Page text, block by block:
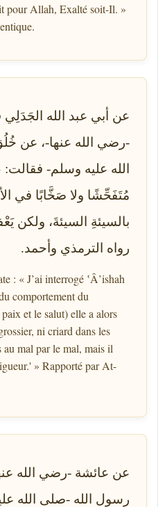
pour Allah, Exalté soit-Il. »
عن أبي عبد الله
-رضي الله عنها-، عن
الله عليه وسلم-
مُتَفَحِّشًا ولا صَخَّابًا في
بالسيئةِ السيئةَ، ولكن
رواه الترمذي وأحمد.
: « J’ai interrogé ʽÂ’ishah
comportement du
et le salut) elle a alors
ni criard dans les
mal par le mal, mais il
» Rapporté par At-
عن عائشة -رضي الله
رسول الله -صلى الله